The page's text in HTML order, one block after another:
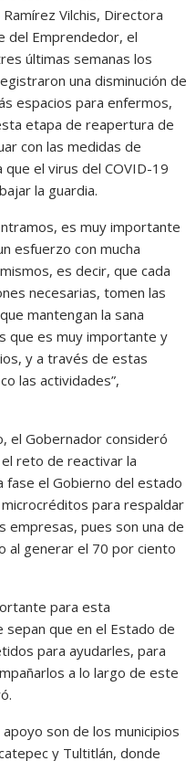
Vilchis, Directora
del Emprendedor, el
últimas semanas los
una disminución de
espacios para enfermos,
etapa de reapertura de
con las medidas de
el virus del COVID-19
la guardia.
es muy importante
esfuerzo con mucha
es decir, que cada
necesarias, tomen las
mantengan la sana
que es muy importante y
y a través de estas
las actividades”,
el Gobernador consideró
reto de reactivar la
fase el Gobierno del estado
para respaldar
empresas, pues son una de
al generar el 70 por ciento
para esta
que en el Estado de
para ayudarles, para
a lo largo de este
son de los municipios
y Tultitlán, donde